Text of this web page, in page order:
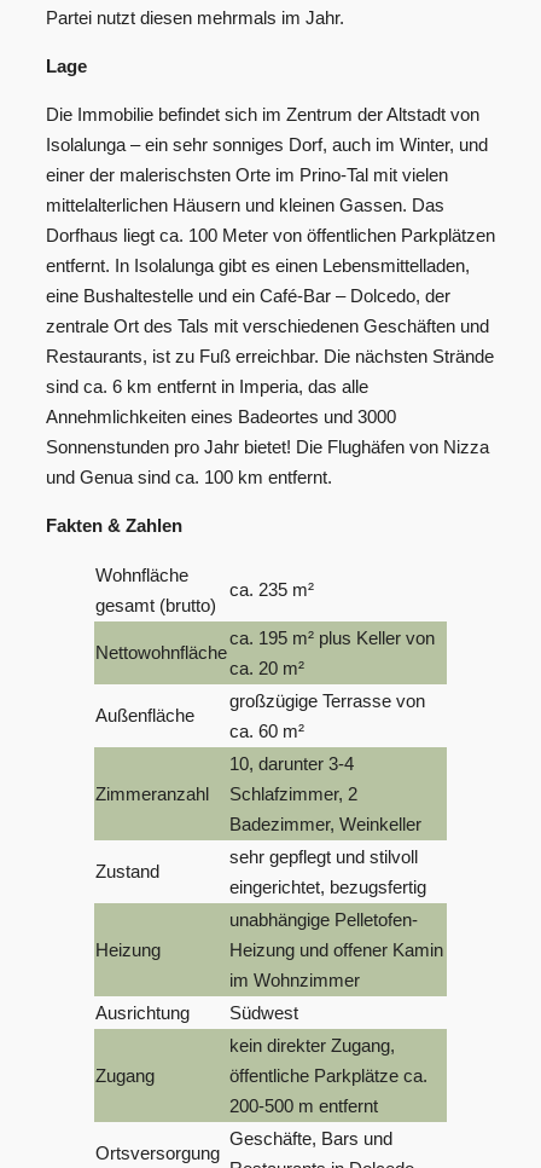
Partei nutzt diesen mehrmals im Jahr.
Lage
Die Immobilie befindet sich im Zentrum der Altstadt von
Isolalunga – ein sehr sonniges Dorf, auch im Winter, und
einer der malerischsten Orte im Prino-Tal mit vielen
mittelalterlichen Häusern und kleinen Gassen. Das
Dorfhaus liegt ca. 100 Meter von öffentlichen Parkplätzen
entfernt. In Isolalunga gibt es einen Lebensmittelladen,
eine Bushaltestelle und ein Café-Bar – Dolcedo, der
zentrale Ort des Tals mit verschiedenen Geschäften und
Restaurants, ist zu Fuß erreichbar. Die nächsten Strände
sind ca. 6 km entfernt in Imperia, das alle
Annehmlichkeiten eines Badeortes und 3000
Sonnenstunden pro Jahr bietet! Die Flughäfen von Nizza
und Genua sind ca. 100 km entfernt.
Fakten & Zahlen
Wohnfläche
gesamt (brutto)
ca. 235 m²
Nettowohnfläche
ca. 195 m² plus Keller von
ca. 20 m²
Außenfläche
großzügige Terrasse von
ca. 60 m²
Zimmeranzahl
10, darunter 3-4
Schlafzimmer, 2
Badezimmer, Weinkeller
Zustand
sehr gepflegt und stilvoll
eingerichtet, bezugsfertig
Heizung
unabhängige Pelletofen-
Heizung und offener Kamin
im Wohnzimmer
Ausrichtung
Südwest
Zugang
kein direkter Zugang,
öffentliche Parkplätze ca.
200-500 m entfernt
Ortsversorgung
Geschäfte, Bars und